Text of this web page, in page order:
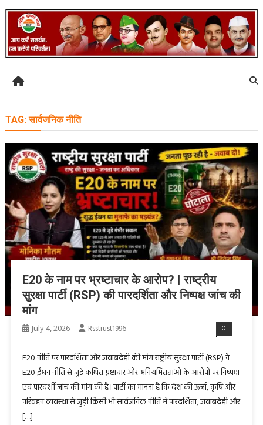
TAG:सार्वजनिक नीति
E20 के नाम पर भ्रष्टाचार के आरोप? | राष्ट्रीय
सुरक्षा पार्टी (RSP) की पारदर्शिता और निष्पक्ष जांच की
मांग
July 4, 2026 Rsstrust1996 0
E20 नीति पर पारदर्शिता और जवाबदेही की मांग राष्ट्रीय सुरक्षा पार्टी (RSP) ने
E20 ईंधन नीति से जुड़े कथित भ्रष्टाचार और अनियमितताओं के आरोपों पर निष्पक्ष
एवं पारदर्शी जांच की मांग की है। पार्टी का मानना है कि देश की ऊर्जा, कृषि और
परिवहन व्यवस्था से जुड़ी किसी भी सार्वजनिक नीति में पारदर्शिता, जवाबदेही और
[…]